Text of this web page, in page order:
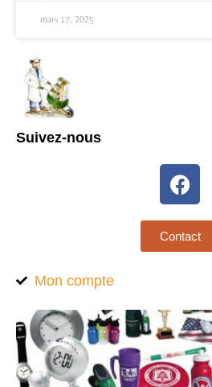
mars 17, 2025
Suivez-nous
Contact
Mon compte